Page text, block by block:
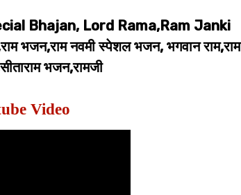
Bhajan, Lord Rama,Ram Janki
नवमी स्पेशल भजन, भगवान राम,राम
भजन,रामजी
Video